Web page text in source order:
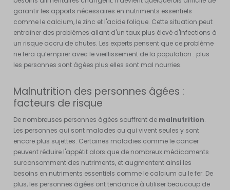
garantir les apports nécessaires en nutriments essentiels
comme le calcium, le zinc et l'acide folique. Cette situation peut
entraîner des problèmes allant d'un taux plus élevé d'infections à
un risque accru de chutes. Les experts pensent que ce problème
ne fera qu’empirer avec le vieillissement de la population : plus
les personnes sont âgées plus elles sont mal nourries.
Malnutrition des personnes âgées :
facteurs de risque
De nombreuses personnes âgées souffrent de malnutrition.
Les personnes qui sont malades ou qui vivent seules y sont
encore plus sujettes. Certaines maladies comme le cancer
peuvent réduire l'appétit alors que de nombreux médicaments
surconsomment des nutriments, et augmentent ainsi les
besoins en nutriments essentiels comme le calcium ou le fer. De
plus, les personnes âgées ont tendance à utiliser beaucoup de